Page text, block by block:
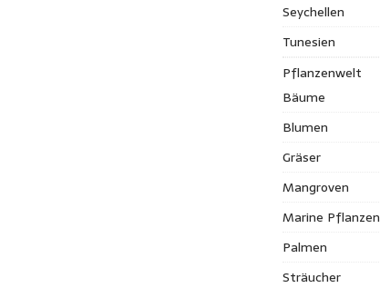
Seychellen
Tunesien
Pflanzenwelt
Bäume
Blumen
Gräser
Mangroven
Marine Pflanzen
Palmen
Sträucher